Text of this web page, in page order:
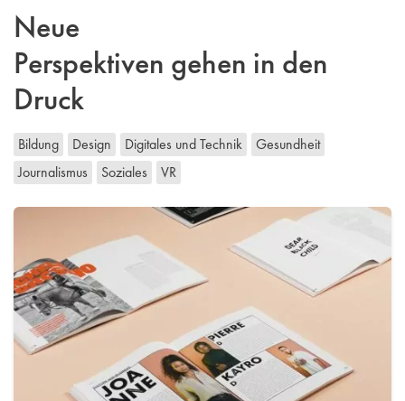
Neue
Perspektiven gehen in den
Druck
Bildung Design Digitales und Technik
Gesundheit
Journalismus
Soziales VR